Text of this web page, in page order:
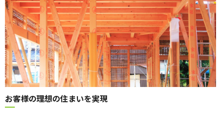
お客様の理想の住まいを実現